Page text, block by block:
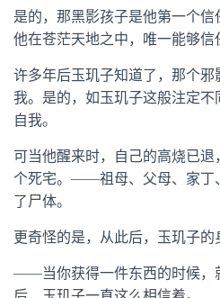
是的，那黑影孩子是他第一个
他在苍茫天地之中，唯一能够信
许多年后玉玑子知道了，那个
我。是的，如玉玑子这般注定
自我。
可当他醒来时，自己的高烧已
个死宅。——祖母、父母、家丁
了尸体。
更奇怪的是，从此后，玉玑子的
——当你获得一件东西的时候，